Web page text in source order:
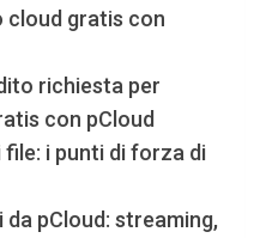
cloud gratis con
richiesta per
con pCloud
i punti di forza di
pCloud: streaming,